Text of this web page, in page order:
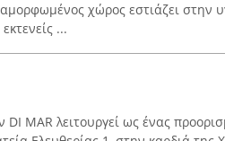
χώρος εστιάζει στην
...
MAR λειτουργεί ως ένας